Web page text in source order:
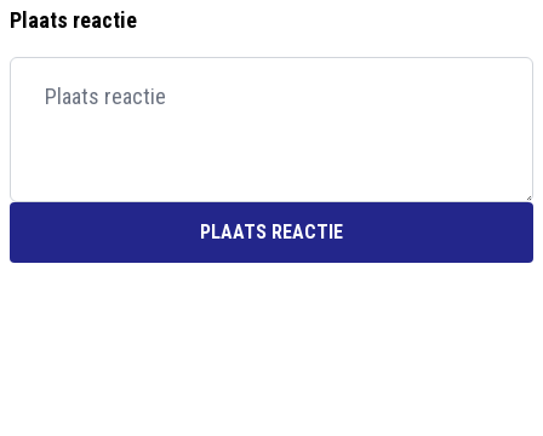
Plaats reactie
PLAATS REACTIE